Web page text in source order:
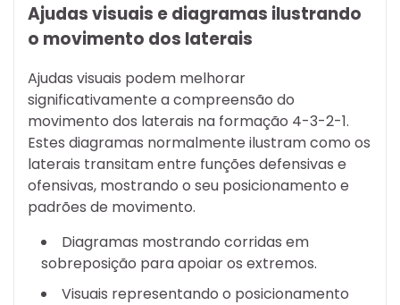
Ajudas visuais e diagramas ilustrando
o movimento dos laterais
Ajudas visuais podem melhorar
significativamente a compreensão do
movimento dos laterais na formação 4-3-2-1.
Estes diagramas normalmente ilustram como os
laterais transitam entre funções defensivas e
ofensivas, mostrando o seu posicionamento e
padrões de movimento.
Diagramas mostrando corridas em
sobreposição para apoiar os extremos.
Visuais representando o posicionamento